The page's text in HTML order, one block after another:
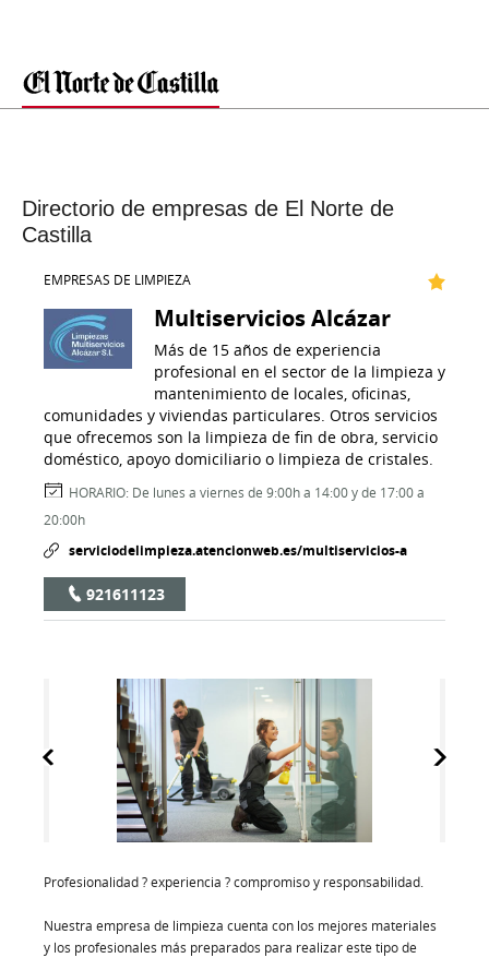
Directorio de empresas de El Norte de
Castilla
EMPRESAS DE LIMPIEZA
Multiservicios Alcázar
Más de 15 años de experiencia
profesional en el sector de la limpieza y
mantenimiento de locales, oficinas,
comunidades y viviendas particulares. Otros servicios
que ofrecemos son la limpieza de fin de obra, servicio
doméstico, apoyo domiciliario o limpieza de cristales.
HORARIO: De lunes a viernes de 9:00h a 14:00 y de 17:00 a
20:00h
serviciodelimpieza.atencionweb.es/multiservicios-a
921611123
Profesionalidad ? experiencia ? compromiso y responsabilidad.
Nuestra empresa de limpieza cuenta con los mejores materiales
y los profesionales más preparados para realizar este tipo de